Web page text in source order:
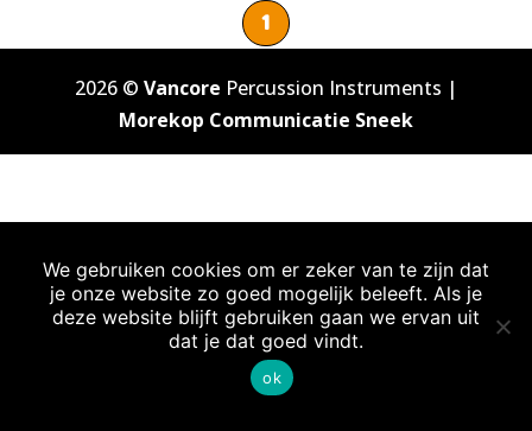
1
2026 © Vancore Percussion Instruments |
Morekop Communicatie Sneek
We gebruiken cookies om er zeker van te zijn dat
je onze website zo goed mogelijk beleeft. Als je
deze website blijft gebruiken gaan we ervan uit
dat je dat goed vindt.
ok